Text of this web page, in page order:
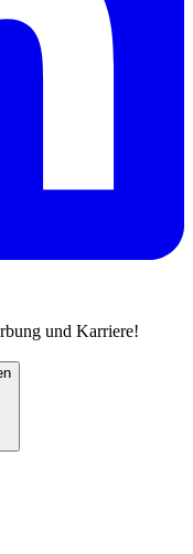
und Karriere!